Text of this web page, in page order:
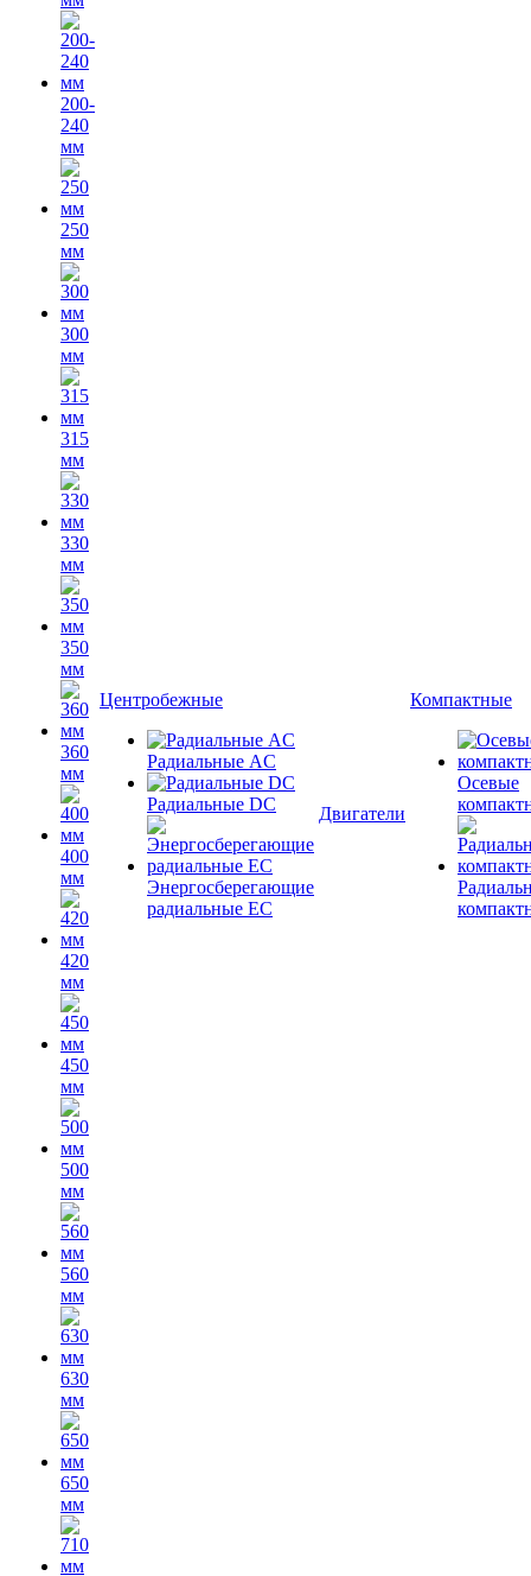
200-
240
мм
250
мм
300
мм
315
мм
330
мм
350
мм
360
мм
400
мм
420
мм
450
мм
500
мм
560
мм
630
мм
650
мм
Центробежные
Радиальные AC
Радиальные DC
Энергосберегающие
радиальные EC
Двигатели
Компактные
Осевые